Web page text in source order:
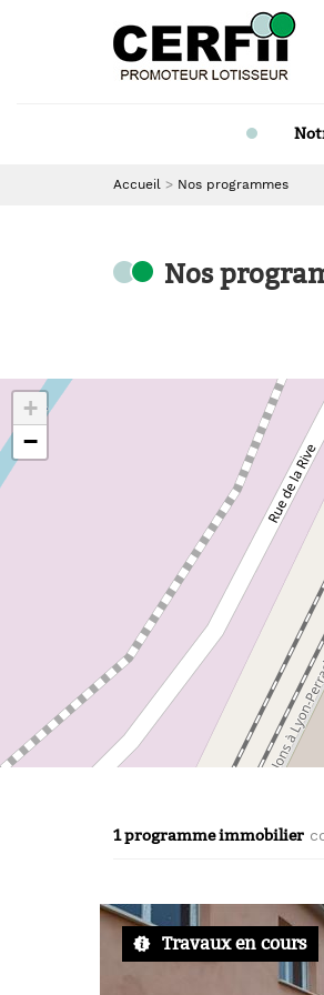
Accueil Nos programmes
Nos
+
−
1 programme immobilier
Travaux en cours